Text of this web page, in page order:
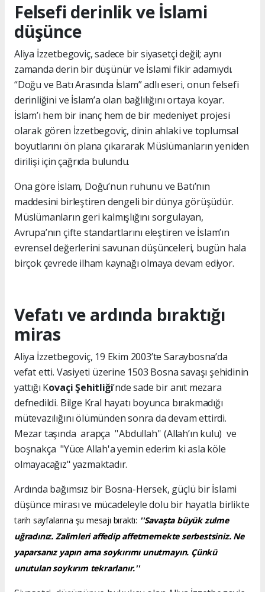
Felsefi derinlik ve İslami
düşünce
Aliya İzzetbegoviç, sadece bir siyasetçi değil; aynı
zamanda derin bir düşünür ve İslami fikir adamıydı.
“Doğu ve Batı Arasında İslam” adlı eseri, onun felsefi
derinliğini ve İslam’a olan bağlılığını ortaya koyar.
İslam’ı hem bir inanç hem de bir medeniyet projesi
olarak gören İzzetbegoviç, dinin ahlaki ve toplumsal
boyutlarını ön plana çıkararak Müslümanların yeniden
dirilişi için çağrıda bulundu.
Ona göre İslam, Doğu’nun ruhunu ve Batı’nın
maddesini birleştiren dengeli bir dünya görüşüdür.
Müslümanların geri kalmışlığını sorgulayan,
Avrupa’nın çifte standartlarını eleştiren ve İslam’ın
evrensel değerlerini savunan düşünceleri, bugün hala
birçok çevrede ilham kaynağı olmaya devam ediyor.
Vefatı ve ardında bıraktığı
miras
Aliya İzzetbegoviç, 19 Ekim 2003’te Saraybosna’da
vefat etti. Vasiyeti üzerine 1503 Bosna savaşı şehidinin
yattığı Kovaçi Şehitliği’nde sade bir anıt mezara
defnedildi. Bilge Kral hayatı boyunca bırakmadığı
mütevazılığını ölümünden sonra da devam ettirdi.
Mezar taşında arapça ''Abdullah'' (Allah’ın kulu) ve
boşnakça "Yüce Allah'a yemin ederim ki asla köle
olmayacağız" yazmaktadır.
Ardında bağımsız bir Bosna-Hersek, güçlü bir İslami
düşünce mirası ve mücadeleyle dolu bir hayatla birlikte
tarih sayfalarına şu mesajı bıraktı: ''Savaşta büyük zulme
uğradınız. Zalimleri affedip affetmemekte serbestsiniz. Ne
yaparsanız yapın ama soykırımı unutmayın. Çünkü
unutulan soykırım tekrarlanır.''